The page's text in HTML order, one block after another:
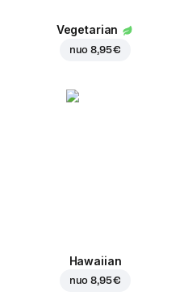
Vegetarian
nuo8,95 €
Hawaiian
nuo8,95 €